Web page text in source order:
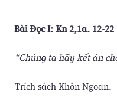
Bài Ðọc I: Kn 2,1a. 12-22
“Chúng ta hãy kết án
Trích sách Khôn Ngoan.